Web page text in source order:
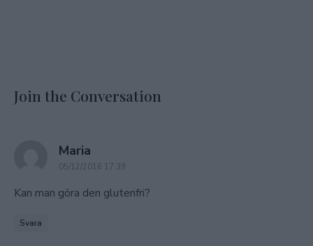
Join the Conversation
Maria
05/12/2016 17:39
Kan man göra den glutenfri?
Svara